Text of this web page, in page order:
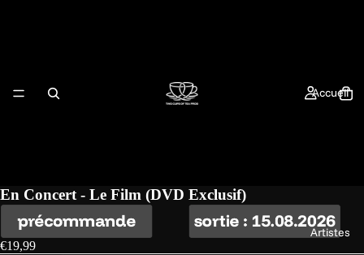
Accueil
Artistes
En Concert - Le Film (DVD Exclusif)
€19,99